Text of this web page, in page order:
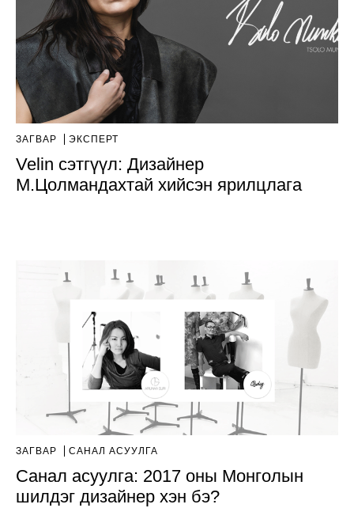
ЗАГВАР ЭКСПЕРТ
Velin сэтгүүл: Дизайнер
М.Цолмандахтай хийсэн ярилцлага
ЗАГВАР САНАЛ АСУУЛГА
Санал асуулга: 2017 оны Монголын
шилдэг дизайнер хэн бэ?